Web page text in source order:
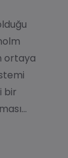
ortaya
bir